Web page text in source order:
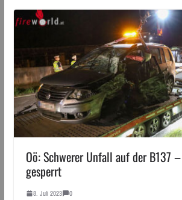
Oö: Schwerer Unfall auf der B137
gesperrt
8. Juli 2023 0